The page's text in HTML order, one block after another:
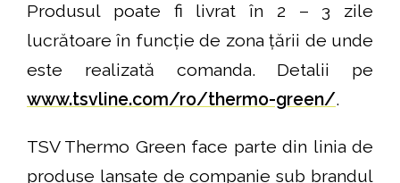
Produsul poate fi livrat în 2 – 3 zile
lucrătoare în funcție de zona țării de unde
este realizată comanda. Detalii pe
www.tsvline.com/ro/thermo-green/.
TSV Thermo Green face parte din linia de
produse lansate de companie sub brandul